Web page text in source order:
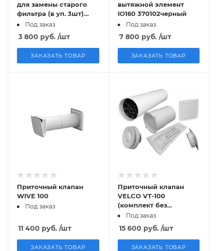
для замены старого
фильтра (в уп. 3шт)
801003
Под заказ
3 800 руб. /шт
ЗАКАЗАТЬ ТОВАР
вытяжной элемент
IO160 370102черный
Под заказ
7 800 руб. /шт
ЗАКАЗАТЬ ТОВАР
Приточный клапан
WIVE 100
Под заказ
11 400 руб. /шт
ЗАКАЗАТЬ ТОВАР
Приточный клапан
VELCO VT-100
(комплект без
решетки)
Под заказ
15 600 руб. /шт
ЗАКАЗАТЬ ТОВАР